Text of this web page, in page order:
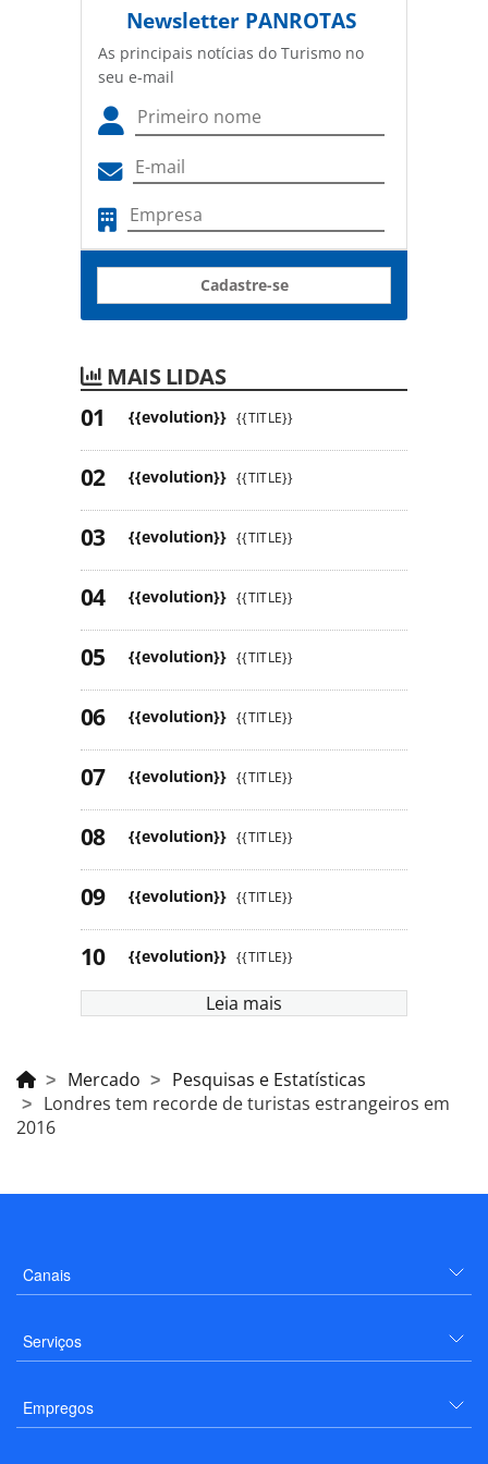
Newsletter PANROTAS
As principais notícias do Turismo no
seu e-mail
Cadastre-se
MAIS LIDAS
{{evolution}} {{TITLE}}
{{evolution}} {{TITLE}}
{{evolution}} {{TITLE}}
{{evolution}} {{TITLE}}
{{evolution}} {{TITLE}}
{{evolution}} {{TITLE}}
{{evolution}} {{TITLE}}
{{evolution}} {{TITLE}}
{{evolution}} {{TITLE}}
{{evolution}} {{TITLE}}
Leia mais
Mercado
Pesquisas e Estatísticas
Londres tem recorde de turistas estrangeiros em
2016
Canais
Serviços
Empregos